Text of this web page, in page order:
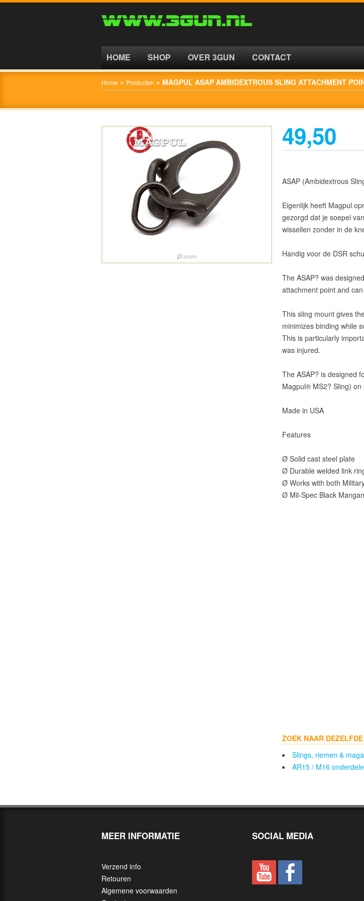
HOME SHOP OVER 3GUN CONTACT
Home » Producten » MAGPUL ASAP AMBIDEXTROUS SLING ATTACHMENT
49,50
ASAP (Ambidextrous
Eigenlijk heeft Magpul
gezorgd dat je soepel
wissellen zonder in de
Handig voor de DSR
The ASAP? was
attachment point and
This sling mount gives
minimizes binding while
This is particularly
was injured.
The ASAP? is designed
Magpul® MS2? Sling)
Made in USA
Features
Ø Solid cast steel plate
Ø Durable welded link
Ø Works with both
Ø Mil-Spec Black
ZOEK NAAR
Slings, riemen &
AR15 / M16
MEER INFORMATIE
Verzend info
Retouren
Algemene voorwaarden
SOCIAL MEDIA